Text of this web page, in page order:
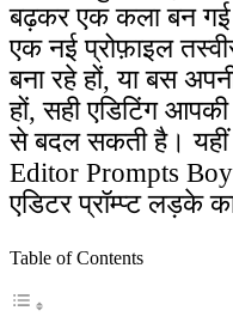
बढ़कर एक कला बन गई
एक नई प्रोफ़ाइल
बना रहे हों, या बस
हों, सही एडिटिंग
से बदल सकती है।
Editor Prompts
एडिटर प्रॉम्प्ट लड़के
Table of Contents